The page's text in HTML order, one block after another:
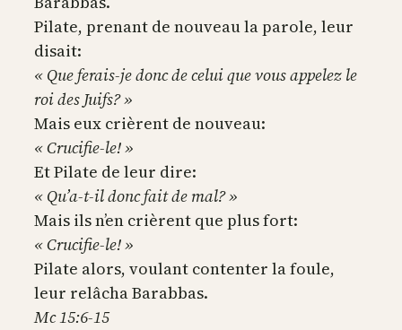
Pilate, prenant de nouveau la parole, leur
disait:
« Que ferais-je donc de celui que vous appelez le
roi des Juifs? »
Mais eux crièrent de nouveau:
« Crucifie-le! »
Et Pilate de leur dire:
« Qu’a-t-il donc fait de mal? »
Mais ils n’en crièrent que plus fort:
« Crucifie-le! »
Pilate alors, voulant contenter la foule,
leur relâcha Barabbas.
Mc 15:6-15